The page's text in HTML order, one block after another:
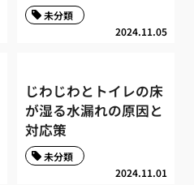
2024.11.05
未分類
じわじわとトイレの床
が湿る水漏れの原因と
対応策
2024.11.01
未分類